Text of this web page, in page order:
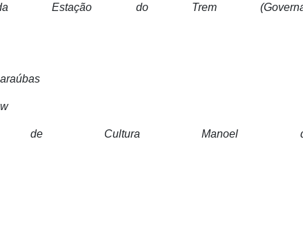
Estação do Trem
de Cultura Manoel